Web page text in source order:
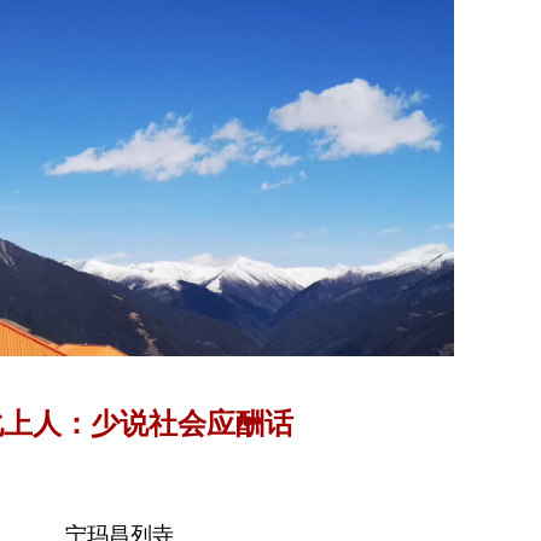
人：少说社会应酬话
宁玛昌列寺